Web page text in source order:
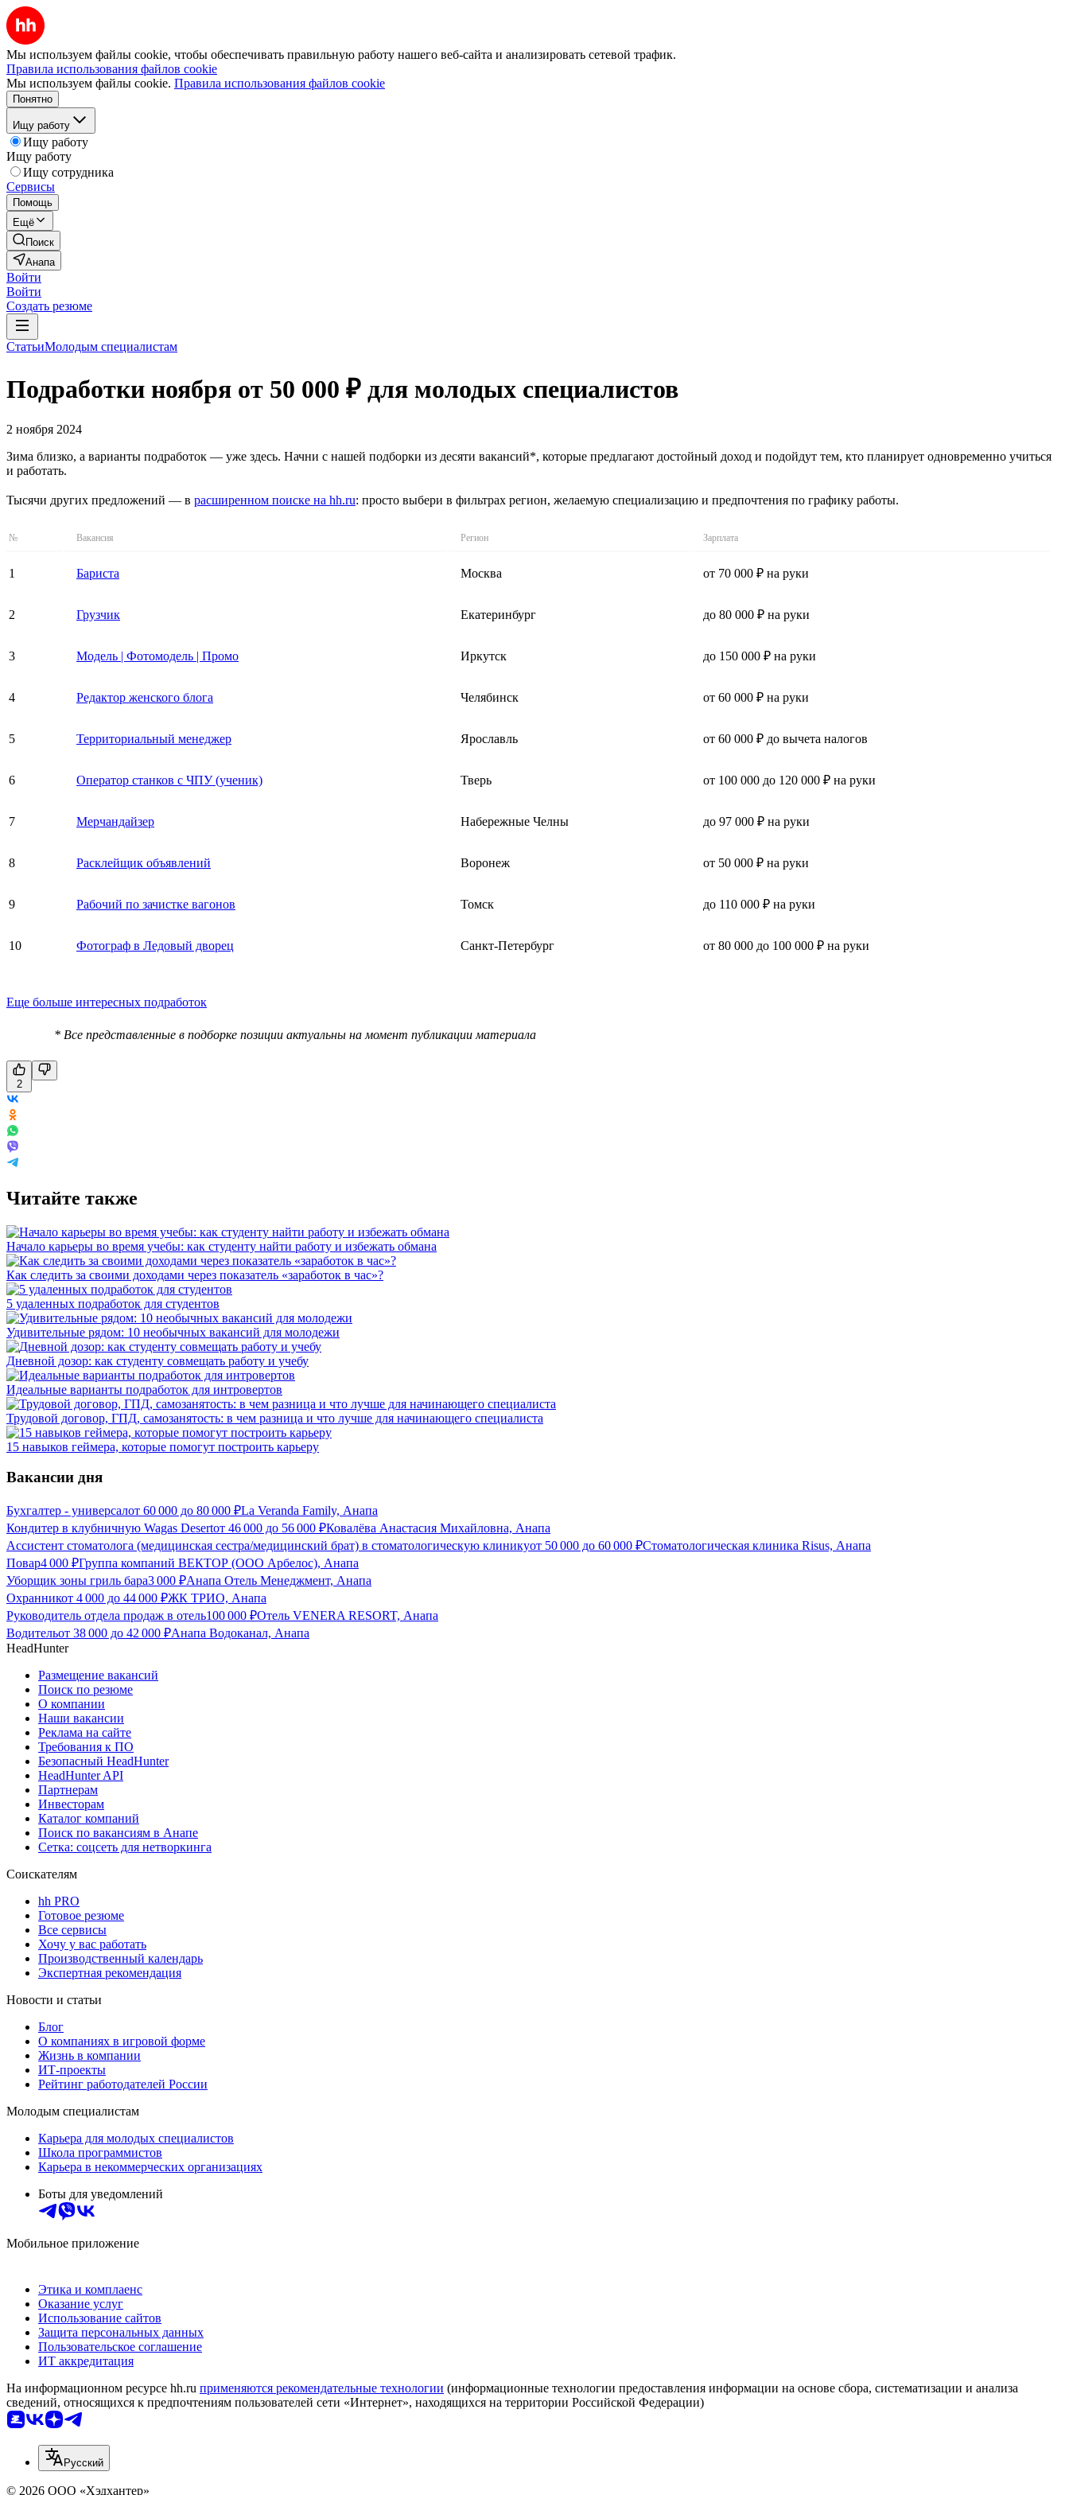
Мы используем файлы cookie, чтобы обеспечивать правильную работу нашего веб-сайта и анализировать сетевой трафик.
Правила использования файлов cookie
Мы используем файлы cookie. Правила использования файлов cookie
Понятно
Ищу работу
Ищу работу
Ищу работу
Ищу сотрудника
Сервисы
Помощь
Ещё
Поиск
Анапа
Войти
Войти
Создать резюме
СтатьиМолодым специалистам
Подработки ноября от 50 000 ₽ для молодых специалистов
2 ноября 2024
Зима близко, а варианты подработок — уже здесь. Начни с нашей подборки из десяти вакансий*, которые предлагают достойный доход и подойдут тем, кто планирует одновременно учиться
и работать.
Тысячи других предложений — в расширенном поиске на hh.ru: просто выбери в фильтрах регион, желаемую специализацию и предпочтения по графику работы.
№ Вакансия Регион Зарплата
1 Бариста Москва от 70 000 ₽ на руки
2 Грузчик Екатеринбург до 80 000 ₽ на руки
3 Модель | Фотомодель | Промо Иркутск до 150 000 ₽ на руки
4 Редактор женского блога Челябинск от 60 000 ₽ на руки
5 Территориальный менеджер Ярославль от 60 000 ₽ до вычета налогов
6 Оператор станков с ЧПУ (ученик) Тверь от 100 000 до 120 000 ₽ на руки
7 Мерчандайзер Набережные Челны до 97 000 ₽ на руки
8 Расклейщик объявлений Воронеж от 50 000 ₽ на руки
9 Рабочий по зачистке вагонов Томск до 110 000 ₽ на руки
10 Фотограф в Ледовый дворец Санкт-Петербург от 80 000 до 100 000 ₽ на руки
Еще больше интересных подработок
* Все представленные в подборке позиции актуальны на момент публикации материала
2
Читайте также
Начало карьеры во время учебы: как студенту найти работу и избежать обмана
Как следить за своими доходами через показатель «заработок в час»?
5 удаленных подработок для студентов
Удивительные рядом: 10 необычных вакансий для молодежи
Дневной дозор: как студенту совмещать работу и учебу
Идеальные варианты подработок для интровертов
Трудовой договор, ГПД, самозанятость: в чем разница и что лучше для начинающего специалиста
15 навыков геймера, которые помогут построить карьеру
Вакансии дня
Бухгалтер - универсалот 60 000 до 80 000 ₽La Veranda Family, Анапа
Кондитер в клубничную Wagas Desertот 46 000 до 56 000 ₽Ковалёва Анастасия Михайловна, Анапа
Ассистент стоматолога (медицинская сестра/медицинский брат) в стоматологическую клиникуот 50 000 до 60 000 ₽Стоматологическая клиника Risus, Анапа
Повар4 000 ₽Группа компаний ВЕКТОР (ООО Арбелос), Анапа
Уборщик зоны гриль бара3 000 ₽Анапа Отель Менеджмент, Анапа
Охранникот 4 000 до 44 000 ₽ЖК ТРИО, Анапа
Руководитель отдела продаж в отель100 000 ₽Отель VENERA RESORT, Анапа
Водительот 38 000 до 42 000 ₽Анапа Водоканал, Анапа
HeadHunter
Размещение вакансий
Поиск по резюме
О компании
Наши вакансии
Реклама на сайте
Требования к ПО
Безопасный HeadHunter
HeadHunter API
Партнерам
Инвесторам
Каталог компаний
Поиск по вакансиям в Анапе
Сетка: соцсеть для нетворкинга
Соискателям
hh PRO
Готовое резюме
Все сервисы
Хочу у вас работать
Производственный календарь
Экспертная рекомендация
Новости и статьи
Блог
О компаниях в игровой форме
Жизнь в компании
ИТ-проекты
Рейтинг работодателей России
Молодым специалистам
Карьера для молодых специалистов
Школа программистов
Карьера в некоммерческих организациях
Боты для уведомлений
Мобильное приложение
Этика и комплаенс
Оказание услуг
Использование сайтов
Защита персональных данных
Пользовательское соглашение
ИТ аккредитация
На информационном ресурсе hh.ru применяются рекомендательные технологии (информационные технологии предоставления информации на основе сбора, систематизации и анализа
сведений, относящихся к предпочтениям пользователей сети «Интернет», находящихся на территории Российской Федерации)
Русский
© 2026 ООО «Хэдхантер»